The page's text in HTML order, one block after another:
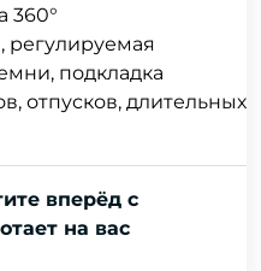
360°
регулируемая
подкладка
отпусков, длительных
вперёд с
на вас